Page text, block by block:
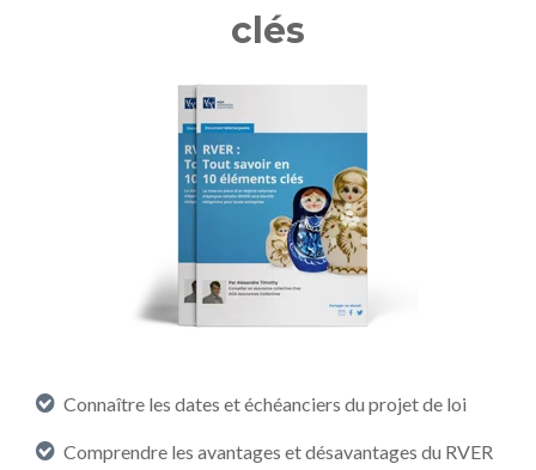
clés
Connaître les dates et échéanciers du projet de loi
Comprendre les avantages et désavantages du RVER